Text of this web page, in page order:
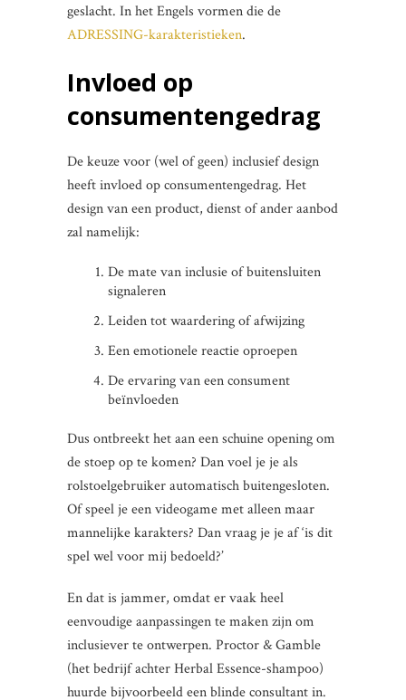
geslacht. In het Engels vormen die de
ADRESSING-karakteristieken.
Invloed op
consumentengedrag
De keuze voor (wel of geen) inclusief design
heeft invloed op consumentengedrag. Het
design van een product, dienst of ander aanbod
zal namelijk:
De mate van inclusie of buitensluiten
signaleren
Leiden tot waardering of afwijzing
Een emotionele reactie oproepen
De ervaring van een consument
beïnvloeden
Dus ontbreekt het aan een schuine opening om
de stoep op te komen? Dan voel je je als
rolstoelgebruiker automatisch buitengesloten.
Of speel je een videogame met alleen maar
mannelijke karakters? Dan vraag je je af ‘is dit
spel wel voor mij bedoeld?’
En dat is jammer, omdat er vaak heel
eenvoudige aanpassingen te maken zijn om
inclusiever te ontwerpen. Proctor & Gamble
(het bedrijf achter Herbal Essence-shampoo)
huurde bijvoorbeeld een blinde consultant in.